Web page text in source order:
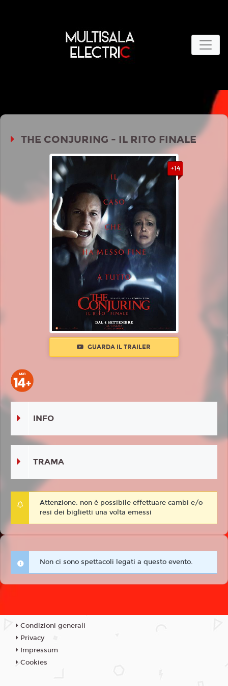
THE CONJURING - IL RITO FINALE
+14
GUARDA IL TRAILER
INFO
TRAMA
Attenzione: non è possibile effettuare cambi e/o
resi dei biglietti una volta emessi
Non ci sono spettacoli legati a questo evento.
Condizioni generali
Privacy
Impressum
Cookies